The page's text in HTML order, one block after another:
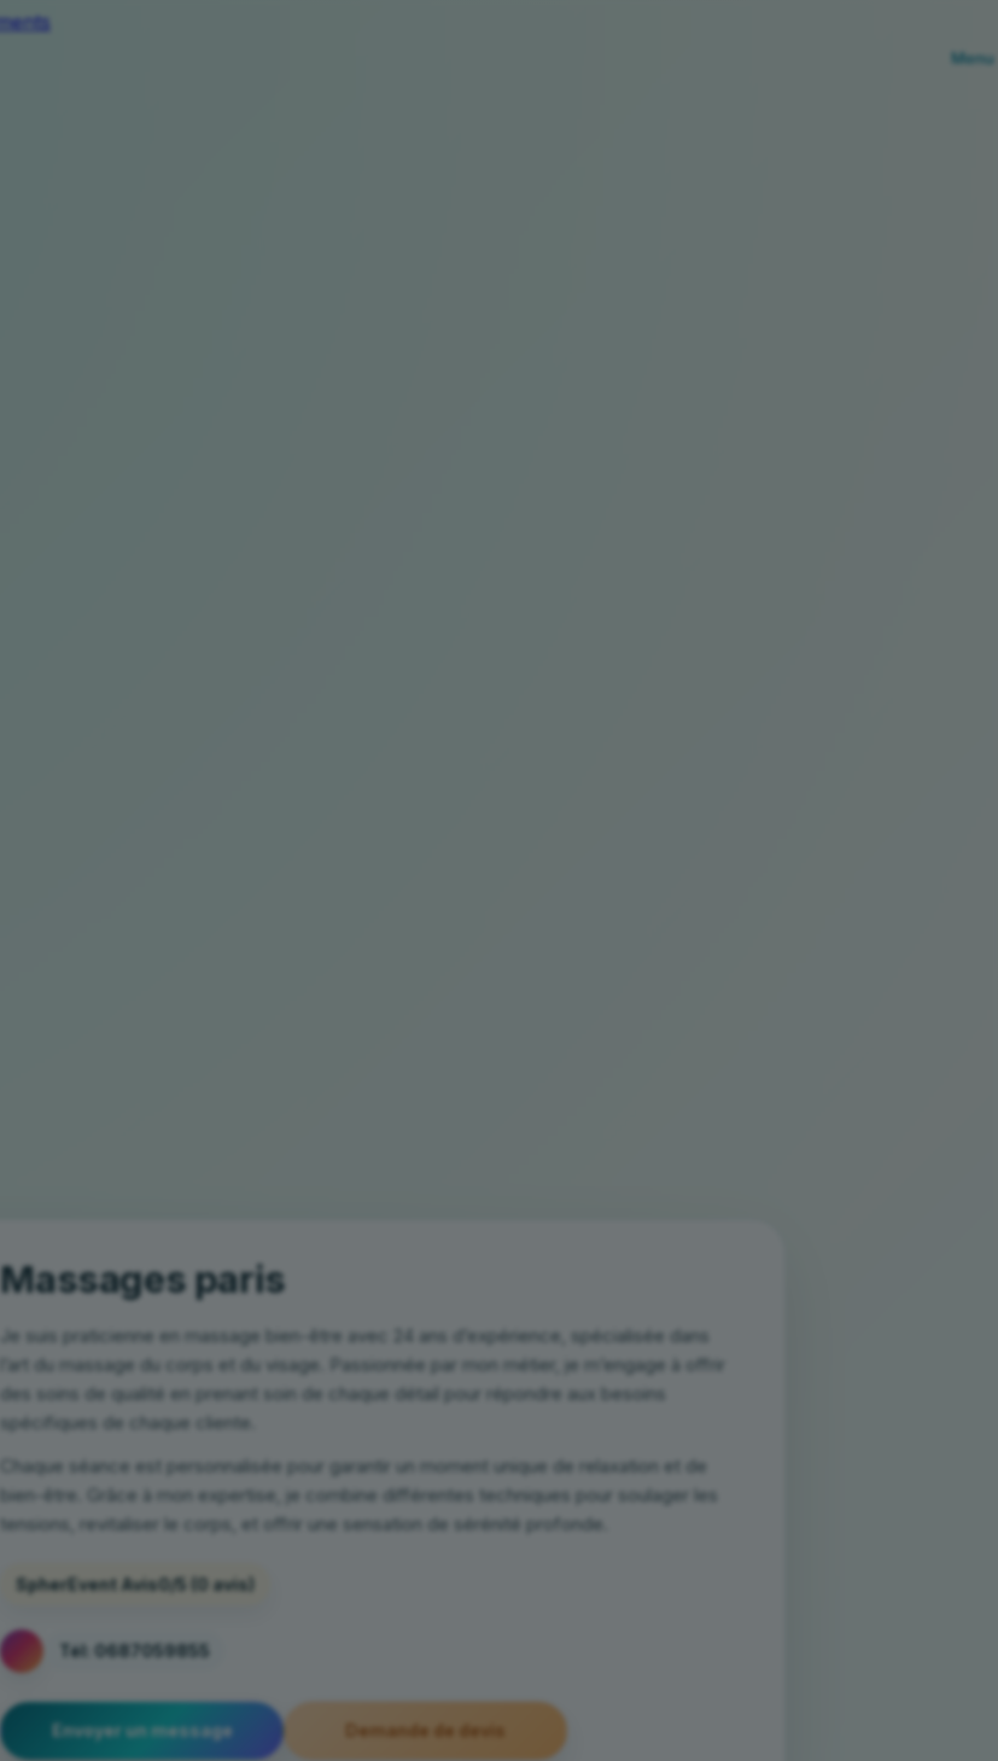
Massages paris
Je suis praticienne en massage bien-être avec 24 ans d’expérience, spécialisée dans
l’art du massage du corps et du visage. Passionnée par mon métier, je m’engage à offrir
des soins de qualité en prenant soin de chaque détail pour répondre aux besoins
spécifiques de chaque cliente.
Chaque séance est personnalisée pour garantir un moment unique de relaxation et de
bien-être. Grâce à mon expertise, je combine différentes techniques pour soulager les
tensions, revitaliser le corps, et offrir une sensation de sérénité profonde.
SpherEvent Avis0/5 (0 avis)
Tél: 0687059855
Envoyer un message Demande de devis